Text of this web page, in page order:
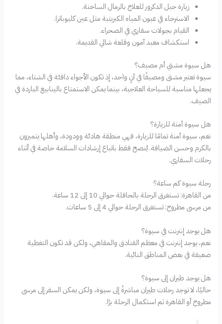
زيارة جبل الدكرور للعلاج بالرمال الساخنة.
الاسترخاء في عيون المياه الكبريتية مثل عين كليوباترا.
القيام بجولات سفاري في الصحراء.
استكشاف معبد آمون وقلعة شالي القديمة.
هل سيوة مشتي أم مصيف؟
سيوة تعتبر مشتى ومصيفًا في آنٍ واحد، إذ تكون الأجواء دافئة في الشتاء، مما
يجعلها مناسبة للسياحة العلاجية، بينما يمكن الاستمتاع بالينابيع الباردة في
الصيف.
هل سيوة آمنة للزيارة؟
نعم، سيوة آمنة تمامًا للزيارة، فهي منطقة هادئة وودودة، وأهلها يتميزون
بالكرم وحسن الضيافة. يُنصح فقط باتباع إرشادات السلامة خاصة في أثناء
رحلات السفاري.
رحلة سيوة كم ساعة؟
من القاهرة: تستغرق الرحلة بالحافلة حوالي 10 إلى 12 ساعة.
من مرسى مطروح: تستغرق الرحلة حوالي 4 إلى 5 ساعات.
هل يوجد إنترنت في سيوة؟
نعم، يوجد إنترنت في معظم الفنادق والمقاهي، ولكن قد تكون التغطية
ضعيفة في بعض المناطق النائية.
هل يوجد طيران إلى سيوة؟
حاليًا، لا توجد رحلات طيران مباشرةً إلى سيوة، ولكن يمكن السفر إلى مرسى
مطروح أو القاهرة ثم استكمال الرحلة برًا.